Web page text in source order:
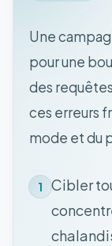
Une
pour une
des
ces erreurs
mode et du
1
Cibler